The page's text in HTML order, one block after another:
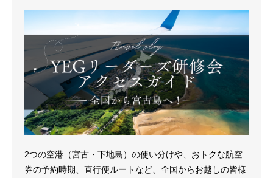
2つの空港（宮古・下地島）の使い分けや、おトクな航空
券の予約時期、直行便ルートなど、全国からお越しの皆様